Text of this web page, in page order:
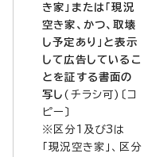
き家」または「現況
空き家、かつ、取壊
し予定あり」と表示
して広告しているこ
とを証する書面の
写し (チラシ可)〔コ
ピー〕
※区分1及び3は
「現況空き家」、区分